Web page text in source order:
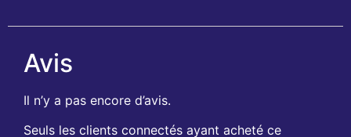
Avis
Il n’y a pas encore d’avis.
Seuls les clients connectés ayant acheté ce